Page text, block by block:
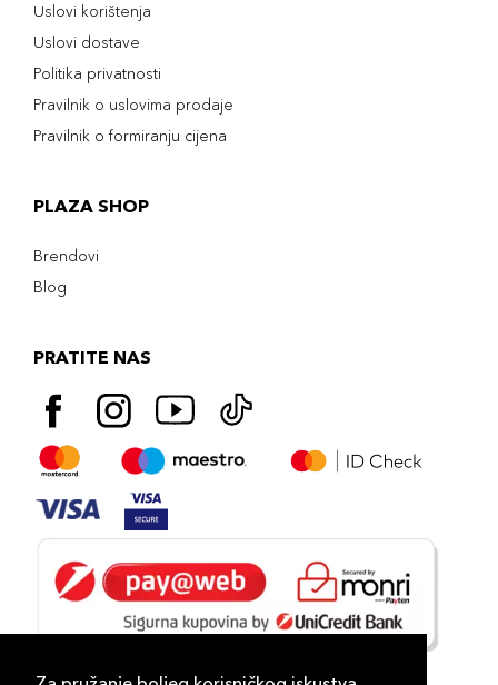
Uslovi korištenja
Uslovi dostave
Politika privatnosti
Pravilnik o uslovima prodaje
Pravilnik o formiranju cijena
PLAZA SHOP
Brendovi
Blog
PRATITE NAS